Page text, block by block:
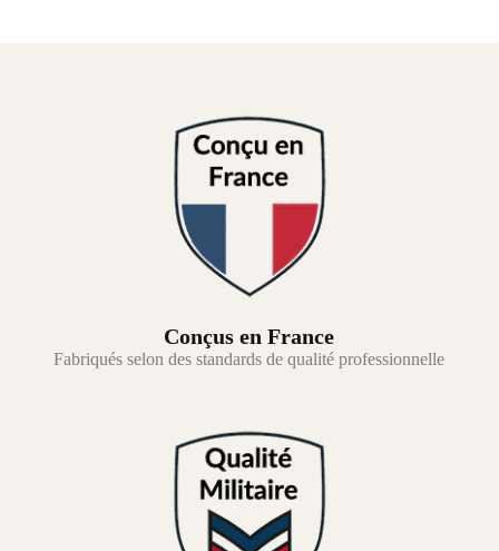
Conçus en France
Fabriqués selon des standards de qualité professionnelle